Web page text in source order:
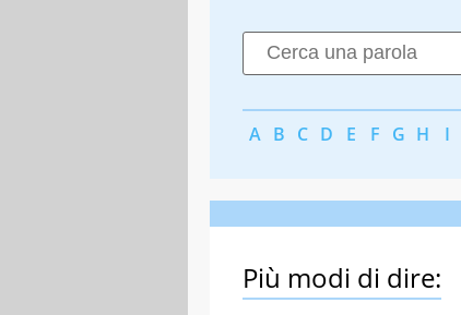
A B C D E F G H I
Più modi di dire: